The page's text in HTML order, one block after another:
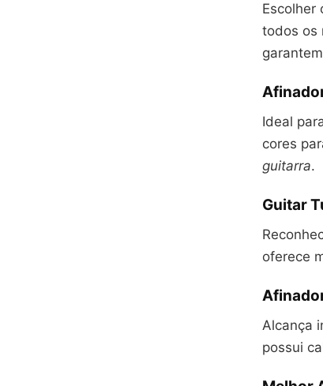
Escolher
todos os
garantem
Ideal
cores
guitarra.
Guitar
oferece
Alcança
possui